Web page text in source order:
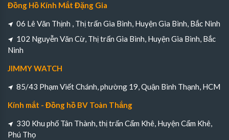
Đồng Hồ Kính Mắt Đặng Gia
06 Lê Văn Thịnh , Thị trấn Gia Bình, Huyện Gia Bình, Bắc Ninh
102 Nguyễn Văn Cừ, Thị trấn Gia Bình, Huyện Gia Bình, Bắc
Ninh
JIMMY WATCH
85/43 Phạm Viết Chánh, phường 19, Quận Bình Thạnh, HCM
Kính mắt - Đồng hồ BV Toàn Thắng
330 Khu phố Tân Thành, thị trấn Cẩm Khê, Huyện Cẩm Khê,
Phú Thọ